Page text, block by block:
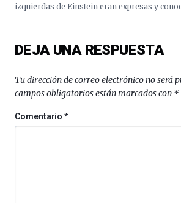
izquierdas de Einstein eran expresas y
DEJA UNA RESPUESTA
Tu dirección de correo electrónico no será
campos obligatorios están marcados con *
Comentario*